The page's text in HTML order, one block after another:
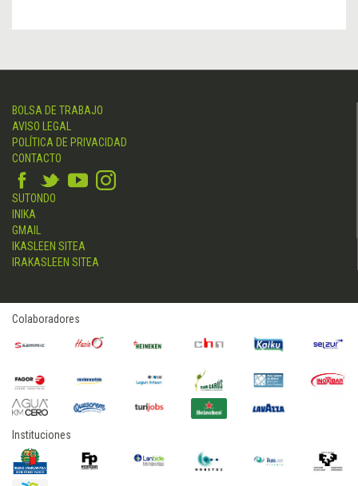
BOLSA DE TRABAJO
AVISO LEGAL
POLÍTICA DE PRIVACIDAD
CONTACTO
SUTONDO
INIKA
GMAIL
IKASLEEN SITEA
IRAKASLEEN SITEA
Colaboradores
Instituciones